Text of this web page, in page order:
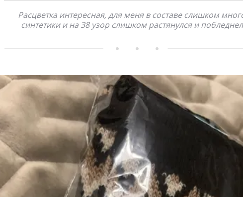
Расцветка интересная, для меня в составе слишком
синтетики и на 38 узор слишком растянулся и побледнел